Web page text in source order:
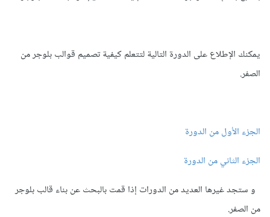
يمكنك الإطلاع على الدورة التالية لتتعلم كيفية تصميم قوالب بلوجر من
الصفر.
الجزء الأول من الدورة
الجزء الثاني من الدورة
و ستجد غيرها العديد من الدورات إذا قمت بالبحث عن بناء قالب بلوجر
من الصفر.